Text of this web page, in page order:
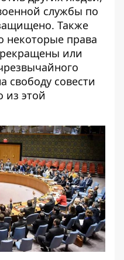
службы по
Также
некоторые права
или
свободу совести
из этой